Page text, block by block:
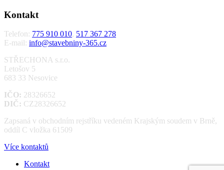
Kontakt
Telefon: 775 910 010, 517 367 278
E-mail: info@stavebniny-365.cz
STŘECHONA s.r.o.
Letošov 5
683 33 Nesovice
IČO: 28326652
DIČ: CZ28326652
Zapsaná v obchodním rejstříku vedeném Krajským soudem v Brně,
oddíl C vložka 61509
Více kontaktů
Kontakt